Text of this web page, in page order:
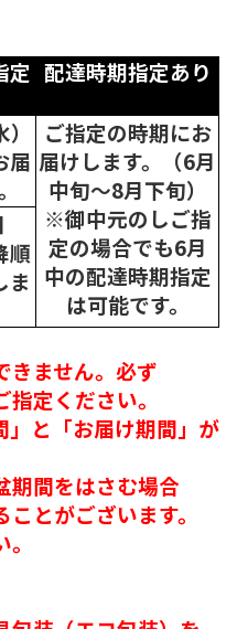
定 配達時期指定あり
届
ご指定の時期にお
届けします。（6月
中旬～8月下旬）
※御中元のしご指
定の場合でも6月
中の配達時期指定
は可能です。
順
ま
ません。必ず
指定ください。
と「お届け期間」が
期間をはさむ場合
とがございます。
。